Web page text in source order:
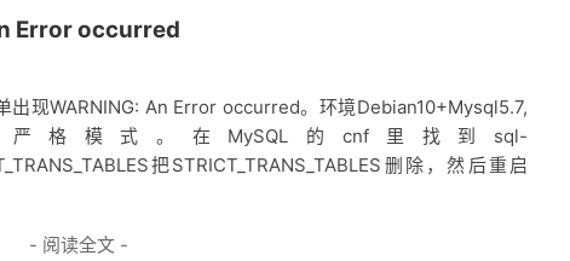
Error occurred
现WARNING: An Error occurred。环境Debian10+Mysql5.7,
严格模式。在MySQL的cnf里找到sql-
把STRICT_TRANS_TABLES删除，然后重启
- 阅读全文 -